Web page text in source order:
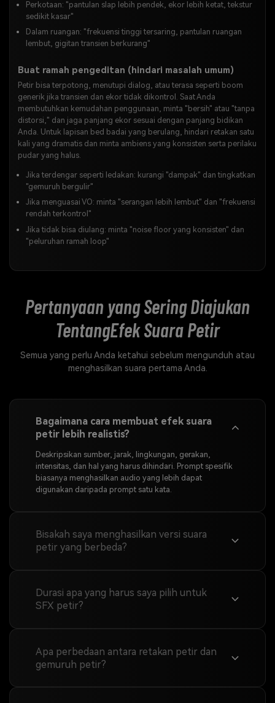
Perkotaan: "pantulan slap lebih pendek, ekor lebih ketat, tekstur
sedikit kasar"
Dalam ruangan: "frekuensi tinggi tersaring, pantulan ruangan
lembut, gigitan transien berkurang"
Buat ramah pengeditan (hindari masalah umum)
Petir bisa terpotong, menutupi dialog, atau terasa seperti boom
generik jika transien dan ekor tidak dikontrol. Saat Anda
membutuhkan kemudahan penggunaan, minta "bersih" atau "tanpa
distorsi," dan jaga panjang ekor sesuai dengan panjang bidikan
Anda. Untuk lapisan bed badai yang berulang, hindari retakan satu
kali yang dramatis dan minta ambiens yang konsisten serta perilaku
pudar yang halus.
Jika terdengar seperti ledakan: kurangi "dampak" dan tingkatkan
"gemuruh bergulir"
Jika menguasai VO: minta "serangan lebih lembut" dan "frekuensi
rendah terkontrol"
Jika tidak bisa diulang: minta "noise floor yang konsisten" dan
"peluruhan ramah loop"
Pertanyaan yang Sering Diajukan
TentangEfek Suara Petir
Semua yang perlu Anda ketahui sebelum mengunduh atau
menghasilkan suara pertama Anda.
Bagaimana cara membuat efek suara
petir lebih realistis?
Deskripsikan sumber, jarak, lingkungan, gerakan,
intensitas, dan hal yang harus dihindari. Prompt spesifik
biasanya menghasilkan audio yang lebih dapat
digunakan daripada prompt satu kata.
Bisakah saya menghasilkan versi suara
petir yang berbeda?
Durasi apa yang harus saya pilih untuk
SFX petir?
Apa perbedaan antara retakan petir dan
gemuruh petir?